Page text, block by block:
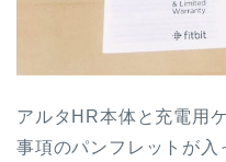
アルタHR本体と充電用
事項のパンフレットが入